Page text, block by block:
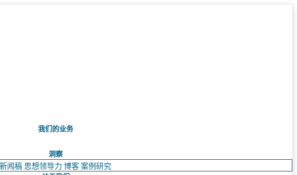
我们的业务
洞察
新闻稿 思想领导力 博客案例研究